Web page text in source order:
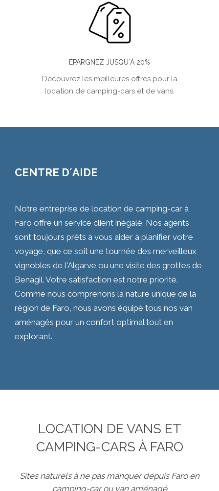
ÉPARGNEZ JUSQU´À 20%
Découvrez les meilleures offres pour la
location de camping-cars et de vans.
CENTRE D´AIDE
Notre entreprise de location de camping-car à
Faro offre un service client inégalé. Nos agents
sont toujours prêts à vous aider à planifier votre
voyage, que ce soit une tournée des merveilleux
vignobles de l'Algarve ou une visite des grottes de
Benagil. Votre satisfaction est notre priorité.
Comme nous comprenons la nature unique de la
région de Faro, nous avons équipé tous nos van
aménagés pour un confort optimal tout en
explorant.
LOCATION DE VANS ET
CAMPING-CARS À FARO
Sites naturels à ne pas manquer depuis Faro en
camping-car ou van aménagé